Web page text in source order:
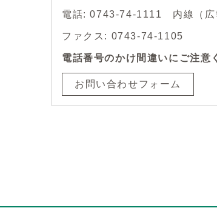
電話: 0743-74-1111 内線（広
ファクス: 0743-74-1105
電話番号のかけ間違いにご注意
お問い合わせフォーム